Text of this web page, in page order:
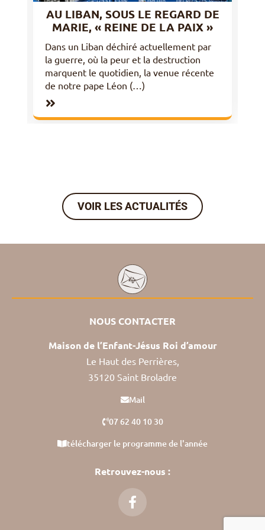
VOIR LES ACTUALITÉS
NOUS CONTACTER
Maison de l’Enfant-Jésus Roi d’amour
Le Haut des Perrières,
35120 Saint Broladre
Mail
07 62 40 10 30
télécharger le programme de l'année
Retrouvez-nous :